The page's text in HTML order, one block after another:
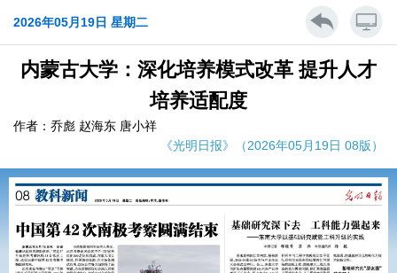
2026年05月19日 星期二
内蒙古大学：深化培养模式改革 提升人才
培养适配度
作者：乔彪 赵海东 唐小祥
《光明日报》（2026年05月19日 08版）